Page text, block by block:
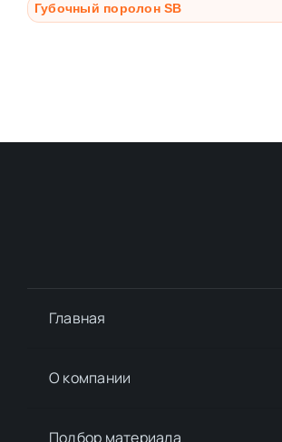
Губочный поролон SB
Главная
О компании
Подбор материалa